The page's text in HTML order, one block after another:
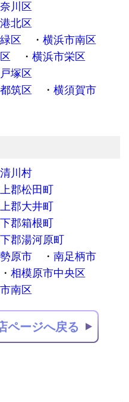
川区
北区
区
横浜市南区
横浜市栄区
塚区
筑区
横須賀市
川村
郡松田町
郡大井町
郡箱根町
郡湯河原町
原市
南足柄市
相模原市中央区
南区
ページへ戻る